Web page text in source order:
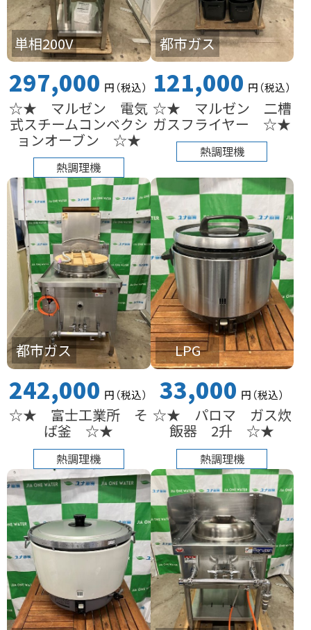
単相200V
297,000 円（税込）
☆★ マルゼン 電気
式スチームコンベクシ
ョンオーブン ☆★
熱調理機
都市ガス
121,000 円（税込）
☆★ マルゼン 二槽
ガスフライヤー ☆★
熱調理機
都市ガス
242,000 円（税込）
☆★ 富士工業所 そ
ば釜 ☆★
熱調理機
LPG
33,000 円（税込）
☆★ パロマ ガス炊
飯器 2升 ☆★
熱調理機